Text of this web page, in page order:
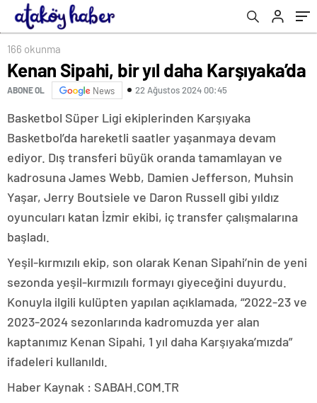
166 okunma
Kenan Sipahi, bir yıl daha Karşıyaka’da
ABONE OL News 22 Ağustos 2024 00:45
Basketbol Süper Ligi ekiplerinden Karşıyaka
Basketbol’da hareketli saatler yaşanmaya devam
ediyor. Dış transferi büyük oranda tamamlayan ve
kadrosuna James Webb, Damien Jefferson, Muhsin
Yaşar, Jerry Boutsiele ve Daron Russell gibi yıldız
oyuncuları katan İzmir ekibi, iç transfer çalışmalarına
başladı.
Yeşil-kırmızılı ekip, son olarak Kenan Sipahi’nin de yeni
sezonda yeşil-kırmızılı formayı giyeceğini duyurdu.
Konuyla ilgili kulüpten yapılan açıklamada, “2022-23 ve
2023-2024 sezonlarında kadromuzda yer alan
kaptanımız Kenan Sipahi, 1 yıl daha Karşıyaka’mızda”
ifadeleri kullanıldı.
Haber Kaynak : SABAH.COM.TR
Fenerbahçe derken sürpriz takım…